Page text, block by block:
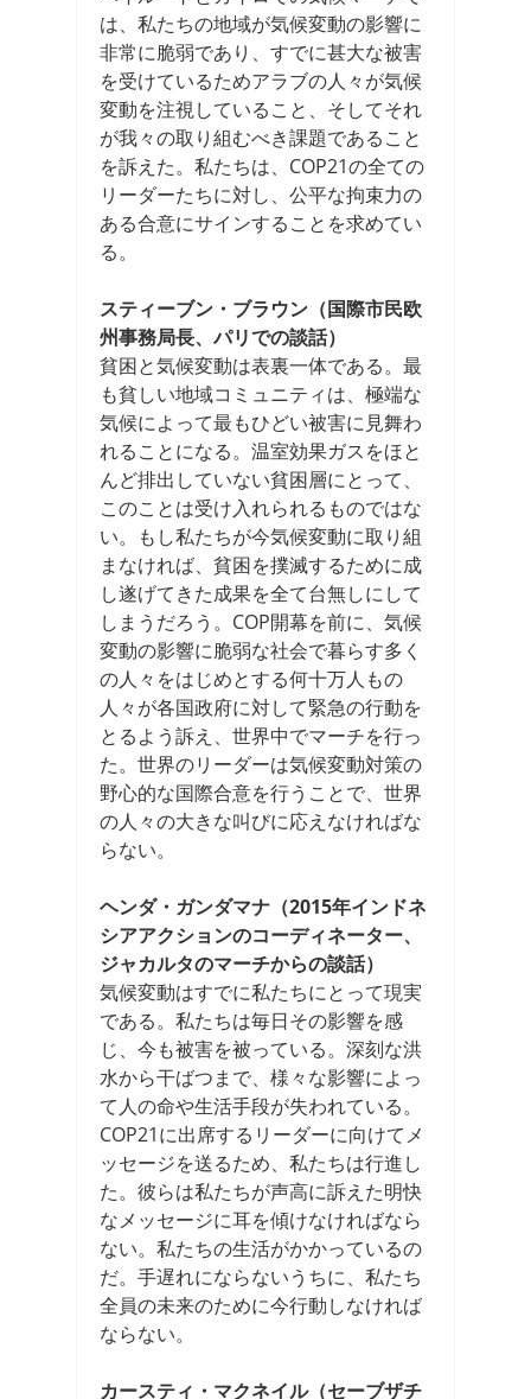
は、私たちの地域が気候変動の影響に
非常に脆弱であり、すでに甚大な被害
を受けているためアラブの人々が気候
変動を注視していること、そしてそれ
が我々の取り組むべき課題であること
を訴えた。私たちは、COP21の全ての
リーダーたちに対し、公平な拘束力の
ある合意にサインすることを求めてい
る。
スティーブン・ブラウン（国際市民欧
州事務局長、パリでの談話）
貧困と気候変動は表裏一体である。最
も貧しい地域コミュニティは、極端な
気候によって最もひどい被害に見舞わ
れることになる。温室効果ガスをほと
んど排出していない貧困層にとって、
このことは受け入れられるものではな
い。もし私たちが今気候変動に取り組
まなければ、貧困を撲滅するために成
し遂げてきた成果を全て台無しにして
しまうだろう。COP開幕を前に、気候
変動の影響に脆弱な社会で暮らす多く
の人々をはじめとする何十万人もの
人々が各国政府に対して緊急の行動を
とるよう訴え、世界中でマーチを行っ
た。世界のリーダーは気候変動対策の
野心的な国際合意を行うことで、世界
の人々の大きな叫びに応えなければな
らない。
ヘンダ・ガンダマナ（2015年インドネ
シアアクションのコーディネーター、
ジャカルタのマーチからの談話）
気候変動はすでに私たちにとって現実
である。私たちは毎日その影響を感
じ、今も被害を被っている。深刻な洪
水から干ばつまで、様々な影響によっ
て人の命や生活手段が失われている。
COP21に出席するリーダーに向けてメ
ッセージを送るため、私たちは行進し
た。彼らは私たちが声高に訴えた明快
なメッセージに耳を傾けなければなら
ない。私たちの生活がかかっているの
だ。手遅れにならないうちに、私たち
全員の未来のために今行動しなければ
ならない。
カースティ・マクネイル（セーブザチ